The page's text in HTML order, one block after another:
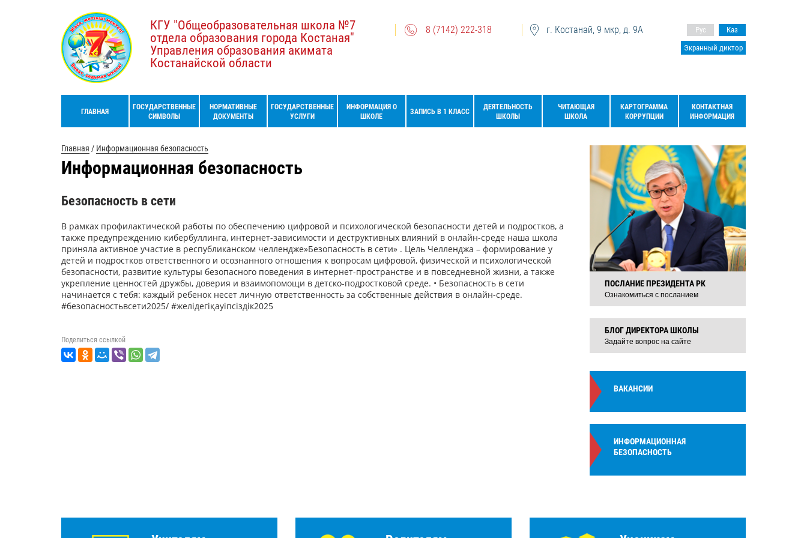
КГУ "Общеобразовательная школа №7
отдела образования города Костаная"
Управления образования акимата
Костанайской области
8 (7142) 222-318 г. Костанай, 9 мкр, д. 9А Рус
Каз
Экранный диктор
ГЛАВНАЯ
ГОСУДАРСТВЕННЫЕ
СИМВОЛЫ
НОРМАТИВНЫЕ
ДОКУМЕНТЫ
ГОСУДАРСТВЕННЫЕ
УСЛУГИ
ИНФОРМАЦИЯ О
ШКОЛЕ
ЗАПИСЬ В 1 КЛАСС
ДЕЯТЕЛЬНОСТЬ
ШКОЛЫ
ЧИТАЮЩАЯ
ШКОЛА
КАРТОГРАММА
КОРРУПЦИИ
КОНТАКТНАЯ
ИНФОРМАЦИЯ
Главная / Информационная безопасность
Информационная безопасность
Безопасность в сети
В рамках профилактической работы по обеспечению цифровой и психологической безопасности детей и подростков, а
также предупреждению кибербуллинга, интернет-зависимости и деструктивных влияний в онлайн-среде наша школа
приняла активное участие в республиканском челлендже»Безопасность в сети» . Цель Челленджа – формирование у
детей и подростков ответственного и осознанного отношения к вопросам цифровой, физической и психологической
безопасности, развитие культуры безопасного поведения в интернет-пространстве и в повседневной жизни, а также
укрепление ценностей дружбы, доверия и взаимопомощи в детско-подростковой среде. • Безопасность в сети
начинается с тебя: каждый ребенок несет личную ответственность за собственные действия в онлайн-среде.
#безопасностьвсети2025/ #желідегіқауіпсіздік2025
Поделиться ссылкой
ПОСЛАНИЕ ПРЕЗИДЕНТА РК
Ознакомиться с посланием
БЛОГ ДИРЕКТОРА ШКОЛЫ
Задайте вопрос на сайте
ВАКАНСИИ
ИНФОРМАЦИОННАЯ
БЕЗОПАСНОСТЬ